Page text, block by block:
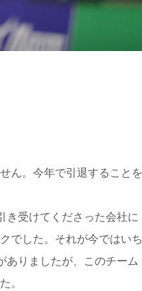
ん。今年で引退することを
き受けてくださった会社に
でした。それが今ではいち
ありましたが、このチーム
。